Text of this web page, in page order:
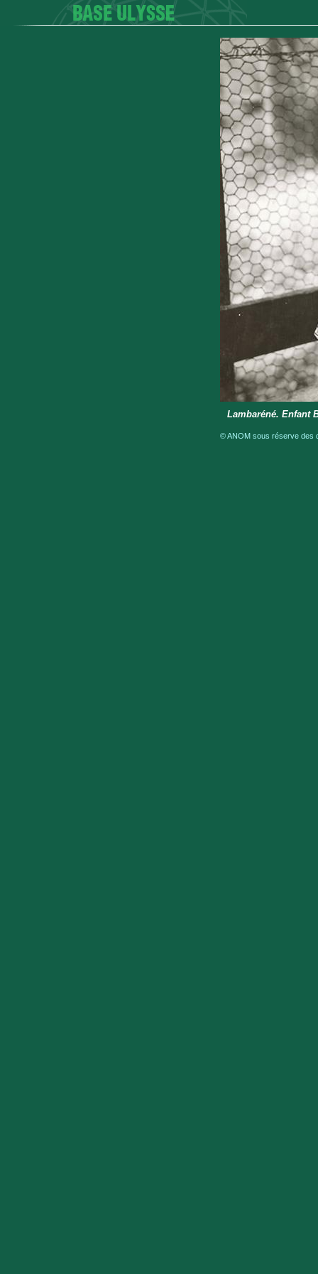
Lambaréné. Enfant
© ANOM sous réserve des